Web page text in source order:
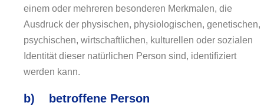
einem oder mehreren besonderen Merkmalen, die
Ausdruck der physischen, physiologischen, genetischen,
psychischen, wirtschaftlichen, kulturellen oder sozialen
Identität dieser natürlichen Person sind, identifiziert
werden kann.
b) betroffene Person